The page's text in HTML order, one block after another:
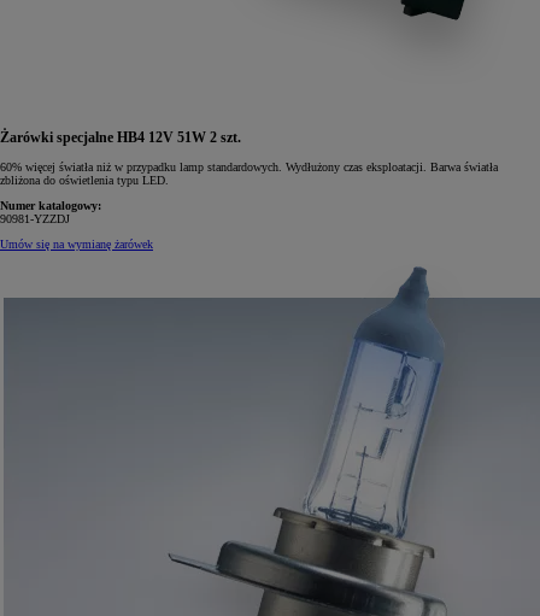
Żarówki specjalne HB4 12V 51W 2 szt.
60% więcej światła niż w przypadku lamp standardowych. Wydłużony czas eksploatacji. Barwa światła
zbliżona do oświetlenia typu LED.
Numer katalogowy:
90981-YZZDJ
Umów się na wymianę żarówek